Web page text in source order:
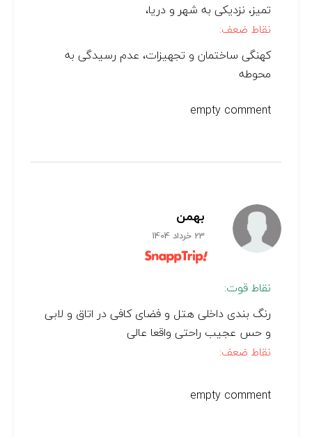
تمیز، نزدیکی به شهر و دریا،
نقاط ضعف:
کهنگی ساختمان و تجهیزات، عدم رسیدگی به
محوطه
empty comment
بهمن
23 خرداد 1404
نقاط قوت:
رنگ بندی‌ داخلی هتل و فضای کافی در اتاق و لابی
و حس عجیب راحتی واقعا عالی
نقاط ضعف:
empty comment